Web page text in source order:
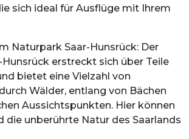
sich ideal für Ausflüge mit Ihrem
Naturpark Saar-Hunsrück: Der
erstreckt sich über Teile
bietet eine Vielzahl von
Wälder, entlang von Bächen
Aussichtspunkten. Hier können
die unberührte Natur des Saarlands